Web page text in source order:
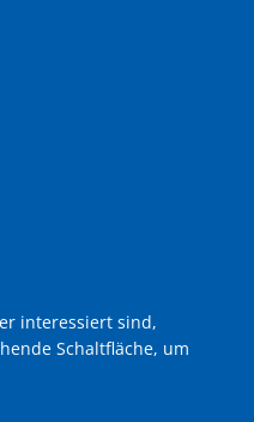
interessiert sind,
Schaltfläche, um